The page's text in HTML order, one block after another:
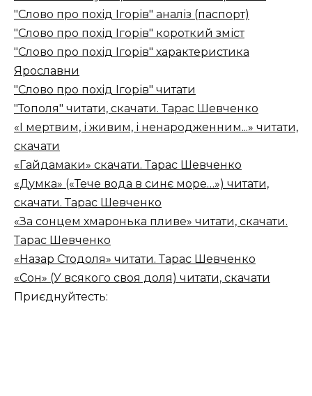
"Слово про похід Ігорів" аналіз (паспорт)
"Слово про похід Ігорів" короткий зміст
"Слово про похід Ігорів" характеристика
Ярославни
"Слово про похід Ігорів" читати
"Тополя" читати, скачати. Тарас Шевченко
«І мертвим, і живим, і ненародженним...» читати,
скачати
«Гайдамаки» скачати. Тарас Шевченко
«Думка» («Тече вода в синє море…») читати,
скачати. Тарас Шевченко
«За сонцем хмаронька пливе» читати, скачати.
Тарас Шевченко
«Назар Стодоля» читати. Тарас Шевченко
«Сон» (У всякого своя доля) читати, скачати
Приєднуйтесть: